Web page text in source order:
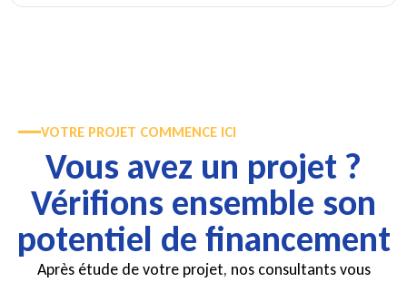
VOTRE PROJET COMMENCE ICI
Vous avez un projet ?
Vérifions ensemble son
potentiel de financement
Après étude de votre projet, nos consultants vous